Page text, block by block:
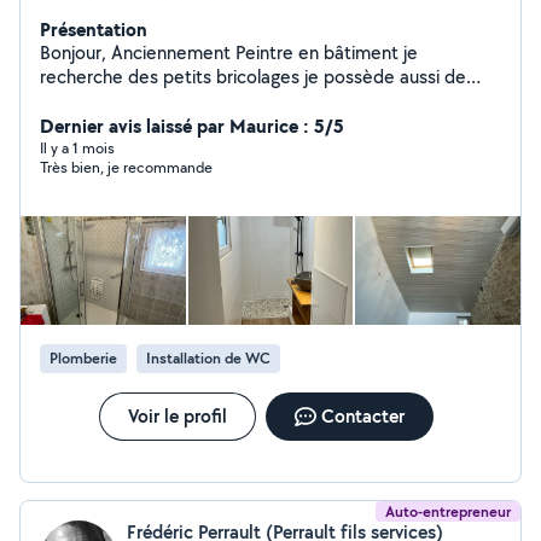
Présentation
Bonjour, Anciennement Peintre en bâtiment je
recherche des petits bricolages je possède aussi de
réalisations. Bricolage - Petits travaux Montage meubles
en kit Pose de parquet - Revêtement de sol Carrelage
Chauffage - Climatisation Installation électrique Peinture
Entretien piscine Déménageurs et aide au
déménagement Manutention Taille de haies et
d'arbustes
Dernier avis laissé par Maurice : 5/5
Il y a 1 mois
Très bien, je recommande
Plomberie Installation de WC
Voir le profil Contacter
Auto-entrepreneur
Frédéric Perrault (Perrault fils services)